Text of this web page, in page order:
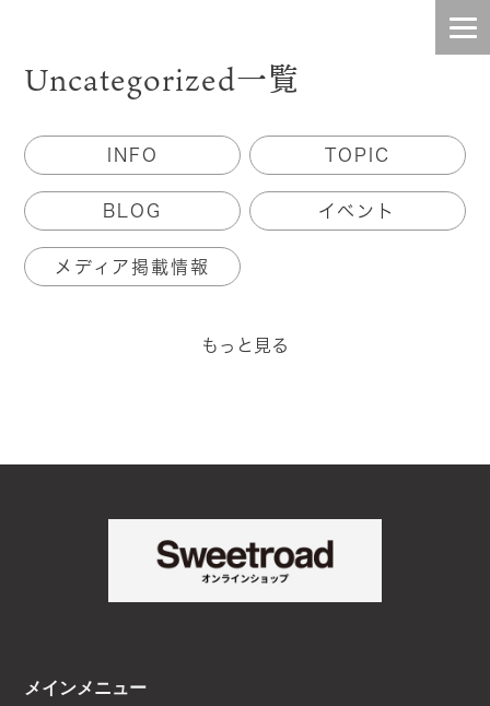
Uncategorized一覧
INFO TOPIC
BLOG イベント
メディア掲載情報
もっと見る
INFO
TOPIC
BLOG
CONTENTS
COMPANY
CONTACT
メインメニュー